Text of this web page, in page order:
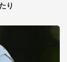
り